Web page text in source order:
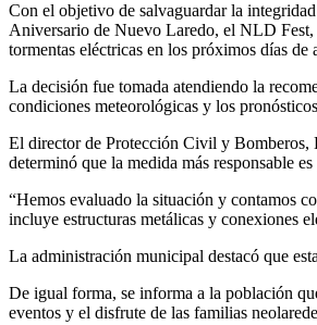
Con el objetivo de salvaguardar la
Aniversario de Nuevo Laredo, el NLD Fest,
tormentas eléctricas en los próximos días
La decisión fue tomada atendiendo la
condiciones meteorológicas y los
El director de Protección Civil y Bomberos,
determinó que la medida más responsable
“Hemos evaluado la situación y contamos
incluye estructuras metálicas y conexiones
La administración municipal destacó que
De igual forma, se informa a la población
eventos y el disfrute de las familias